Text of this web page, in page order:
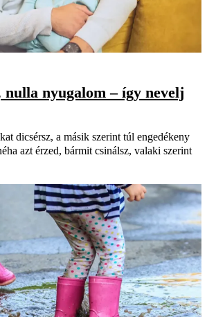
nulla nyugalom – így nevelj
dicsérsz, a másik szerint túl engedékeny
azt érzed, bármit csinálsz, valaki szerint